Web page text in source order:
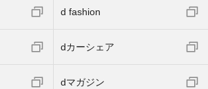
d fashion
dカーシェア
dマガジン